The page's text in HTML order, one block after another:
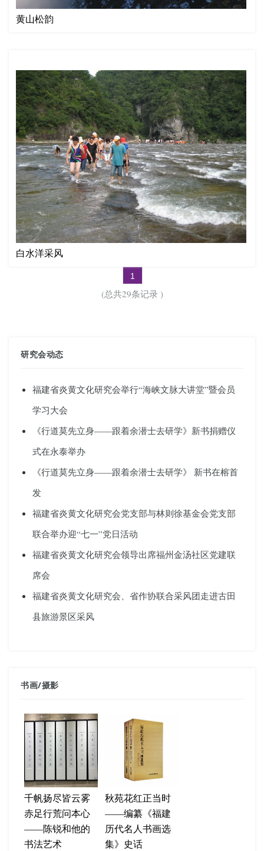
黄山松韵
白水洋采风
1
(总共29条记录 )
研究会动态
福建省炎黄文化研究会举行“海峡文脉大讲堂”暨会员
学习大会
《行道莫先立身——跟着余潜士去研学》新书捐赠仪
式在永泰举办
《行道莫先立身——跟着余潜士去研学》 新书在榕首
发
福建省炎黄文化研究会党支部与林则徐基金会党支部
联合举办迎“七一”党日活动
福建省炎黄文化研究会领导出席福州金汤社区党建联
席会
福建省炎黄文化研究会、省作协联合采风团走进古田
县旅游景区采风
书画/摄影
千帆扬尽皆云雾
赤足行荒问本心
——陈锐和他的
书法艺术
秋苑花红正当时
——编纂《福建
历代名人书画选
集》史话